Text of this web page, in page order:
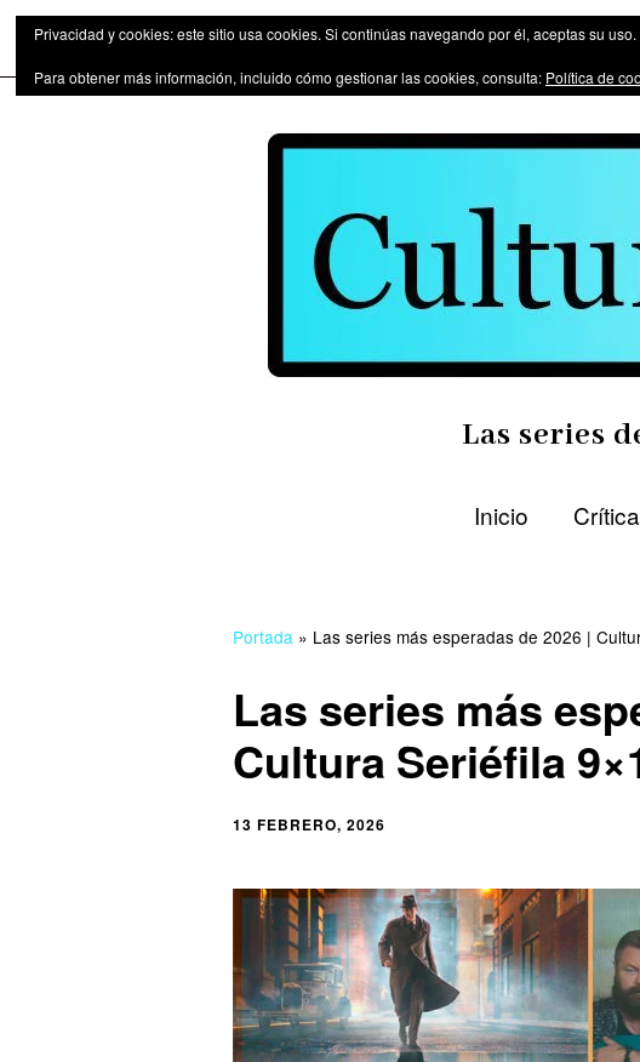
Las series de televisión como fenómeno
Las series
Inicio
Portada » Las series más esperadas de 2026 |
Las series más
Cultura Seriéfila
13 FEBRERO, 2026
Privacidad y cookies: este sitio usa cookies. Si continúas navegando por él, aceptas su uso.
Para obtener más información, incluido cómo gestionar las cookies, consulta: Política de